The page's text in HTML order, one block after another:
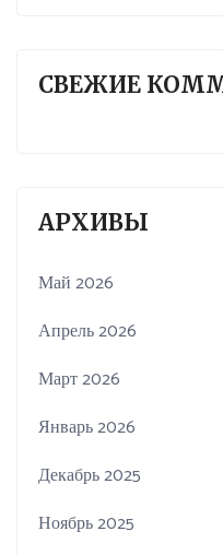
СВЕЖИЕ
АРХИВЫ
Май 2026
Апрель 2026
Март 2026
Январь 2026
Декабрь 2025
Ноябрь 2025